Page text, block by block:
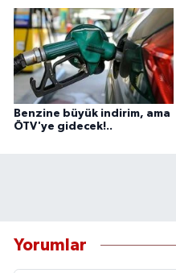
Benzine büyük indirim, ama
ÖTV'ye gidecek!..
Yorumlar